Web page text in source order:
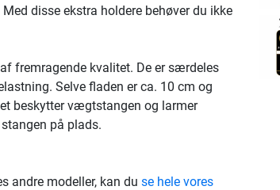
disse ekstra holdere behøver du ikke
fremragende kvalitet. De er særdeles
Selve fladen er ca. 10 cm og
beskytter vægtstangen og larmer
på plads.
andre modeller, kan du se hele vores